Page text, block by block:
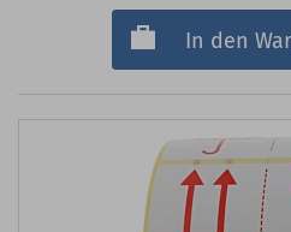
In den